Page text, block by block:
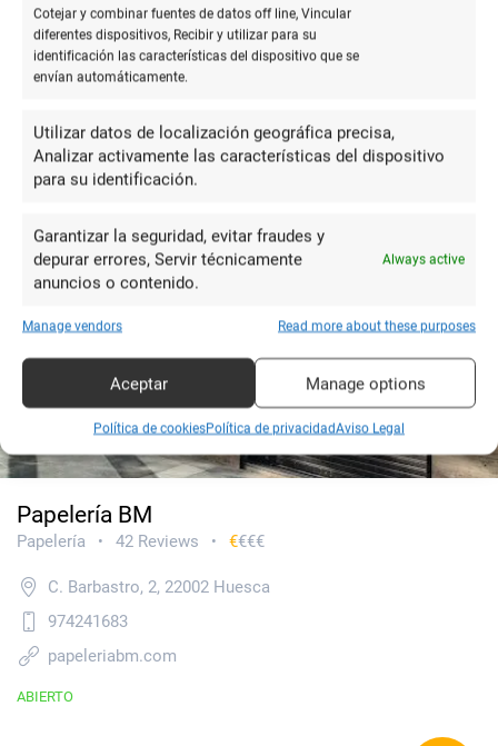
Cotejar y combinar fuentes de datos off line, Vincular
diferentes dispositivos, Recibir y utilizar para su
identificación las características del dispositivo que se
envían automáticamente.
Utilizar datos de localización geográfica precisa,
Analizar activamente las características del dispositivo
para su identificación.
Garantizar la seguridad, evitar fraudes y
depurar errores, Servir técnicamente
anuncios o contenido.
Always active
Manage vendors Read more about these purposes
Aceptar Manage options
Política de cookiesPolítica de privacidadAviso Legal
C. Tarbes, 1, BAJO, 22005 Huesca
974238756
Sin web
ABIERTO
Papelería BM
Papelería • 42 Reviews • €€€€
C. Barbastro, 2, 22002 Huesca
974241683
papeleriabm.com
ABIERTO